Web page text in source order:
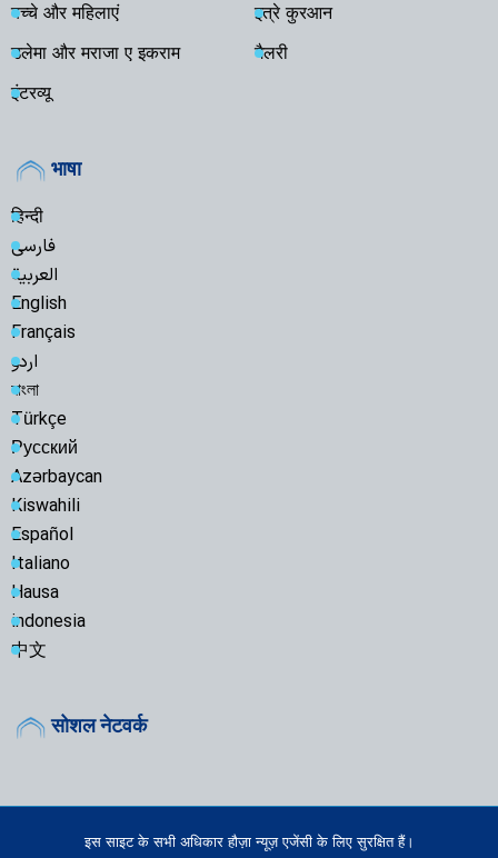
बच्चे और महिलाएं
इत्रे कुरआन
उलेमा और मराजा ए इकराम
गैलरी
इंटरव्यू
भाषा
हिन्दी
فارسی
العربية
English
Français
اردو
বাংলা
Türkçe
Русский
Azərbaycan
Kiswahili
Español
Italiano
Hausa
indonesia
中文
सोशल नेटवर्क
इस साइट के सभी अधिकार हौज़ा न्यूज़ एजेंसी के लिए सुरक्षित हैं।